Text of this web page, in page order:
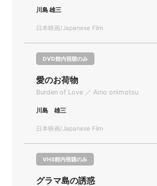
川島 雄三
日本映画/Japanese Film
DVD館内視聴のみ
愛のお荷物
Burden of Love ／ Aino onimotsu
川島 雄三
日本映画/Japanese Film
VHS館内視聴のみ
グラマ島の誘惑